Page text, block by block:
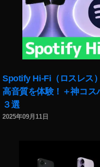
Spotify Hi-Fi（ロスレス
高音質を体験！＋神コス
３選
2025年09月11日